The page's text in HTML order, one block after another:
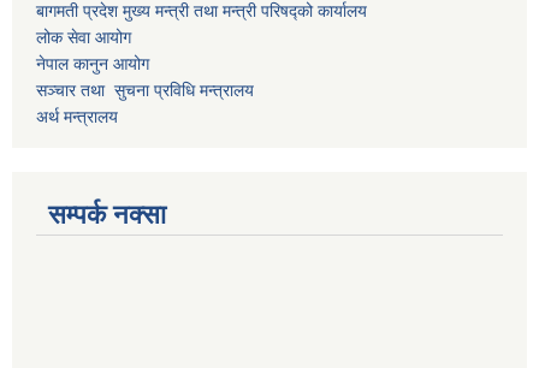
बागमती प्रदेश मुख्य मन्त्री तथा मन्त्री परिषद्को कार्यालय
लोक सेवा आयोग
नेपाल कानुन आयोग
सञ्चार तथा सुचना प्रविधि मन्त्रालय
अर्थ मन्त्रालय
सम्पर्क नक्सा